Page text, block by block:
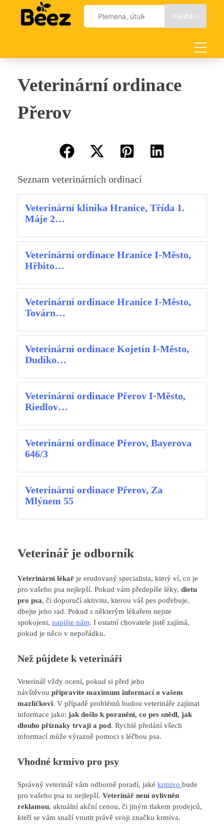
content
Vyhledávání
Veterinární ordinace
Přerov
Seznam veterinárních ordinací
Veterinární klinika Hranice, Třída 1.
Máje 2…
Veterinární ordinace Hranice I-Město,
Hřbito…
Veterinární ordinace Hranice I-Město,
Továrn…
Veterinární ordinace Kojetín I-Město,
Dudíko…
Veterinární ordinace Přerov I-Město,
Riedlov…
Veterinární ordinace Přerov, Bayerova
646/3
Veterinární ordinace Přerov, Za
Mlýnem 55
Veterinář je odborník
Veterinární lékař je erudovaný specialista, který ví, co je
pro vašeho psa nejlepší. Pokud vám předepíše léky, dietu
pro psa, či doporučí aktivitu, kterou váš pes potřebuje,
dbejte jeho rad. Pokud s některým lékařem nejste
spokojeni, napište nám. I ostatní chovatele jistě zajímá,
pokud je něco v nepořádku.
Než půjdete k veterináři
Veterinář vždy ocení, pokud si před jeho
návštěvou připravíte maximum informací o vašem
mazlíčkovi. V případě problémů budou veterináře zajímat
informace jako: jak došlo k poranění, co pes snědl, jak
dlouho příznaky trvají a pod. Rychlé předání všech
informací může výrazně pomoci s léčbou psa.
Vhodné krmivo pro psy
Správný veterinář vám odborně poradí, jaké krmivo bude
pro vašeho psa to nejlepší. Veterinář není ovlivněn
reklamou, aktuální akční cenou, či jiným tlakem prodejců,
kteří se vám snaží vnutit právě svoji značku krmiva.